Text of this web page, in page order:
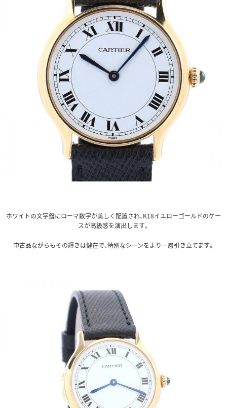
ホワイトの文字盤にローマ数字が美しく配置され、K18イエローゴールドのケー
スが高級感を演出します。
中古品ながらもその輝きは健在で、特別なシーンをより一層引き立てます。